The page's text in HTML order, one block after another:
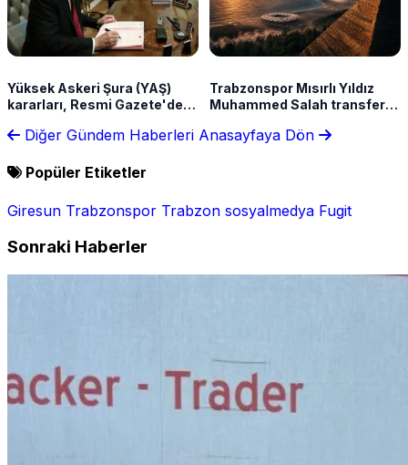
Yüksek Askeri Şura (YAŞ)
kararları, Resmi Gazete'de!
Kuvvetleri Komutanlığı terfi
Trabzonspor Mısırlı Yıldız
Muhammed Salah transferini
Diğer Gündem Haberleri Anasayfaya Dön
Popüler Etiketler
Giresun Trabzonspor Trabzon sosyalmedya Fugit
Sonraki Haberler